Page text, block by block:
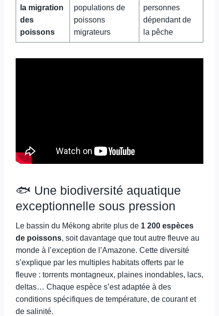
la migration
des
poissons
populations de
poissons
migrateurs
personnes
dépendant de
la pêche
🐟 Une biodiversité aquatique
exceptionnelle sous pression
Le bassin du Mékong abrite plus de 1 200 espèces
de poissons, soit davantage que tout autre fleuve au
monde à l’exception de l’Amazone. Cette diversité
s’explique par les multiples habitats offerts par le
fleuve : torrents montagneux, plaines inondables, lacs,
deltas… Chaque espèce s’est adaptée à des
conditions spécifiques de température, de courant et
de salinité.